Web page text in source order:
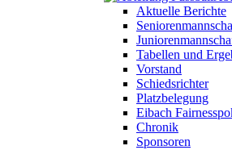
Aktuelle Berichte
Tabellen und
Vorstand
Schiedsrichter
Platzbelegung
Eibach
Chronik
Sponsoren